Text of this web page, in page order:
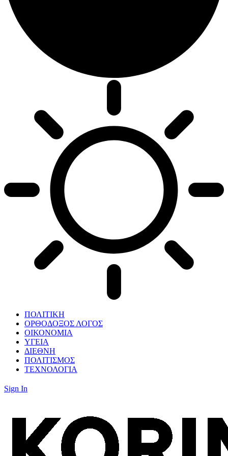
ΠΟΛΙΤΙΚΗ
ΟΡΘΟΔΟΞΟΣ ΛΟΓΟΣ
ΟΙΚΟΝΟΜΙΑ
ΥΓΕΙΑ
ΔΙΕΘΝΗ
ΠΟΛΙΤΙΣΜΟΣ
ΤΕΧΝΟΛΟΓΙΑ
Sign In